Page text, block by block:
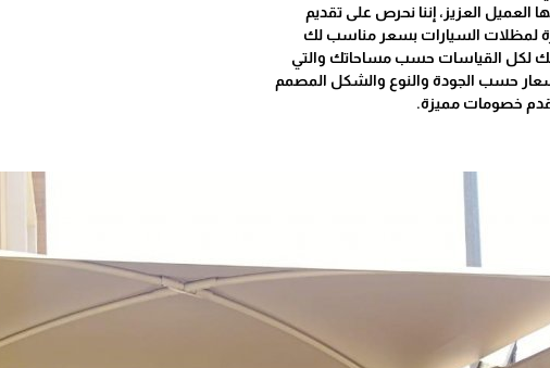
العميل العزيز، إننا نحرص على تقديم
لمظلات السيارات بسعر مناسب لك
لكل القياسات حسب مساحاتك والتي
حسب الجودة والنوع والشكل المصمم
خصومات مميزة.